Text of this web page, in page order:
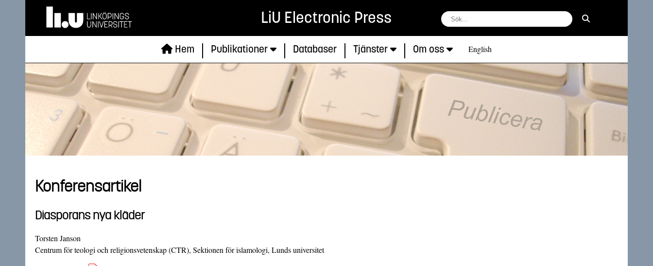
LiU Electronic Press
Hem Publikationer Databaser Tjänster Om oss English
Konferensartikel
Diasporans nya kläder
Torsten Janson
Centrum för teologi och religionsvetenskap (CTR), Sektionen för islamologi, Lunds universitet